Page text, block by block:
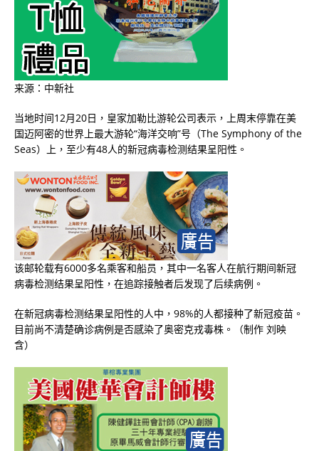
来源：中新社
当地时间12月20日，皇家加勒比游轮公司表示，上周末停靠在美
国迈阿密的世界上最大游轮“海洋交响”号（The Symphony of the
Seas）上，至少有48人的新冠病毒检测结果呈阳性。
该邮轮载有6000多名乘客和船员，其中一名客人在航行期间新冠
病毒检测结果呈阳性，在追踪接触者后发现了后续病例。
在新冠病毒检测结果呈阳性的人中，98%的人都接种了新冠疫苗。
目前尚不清楚确诊病例是否感染了奥密克戎毒株。（制作 刘映
含）